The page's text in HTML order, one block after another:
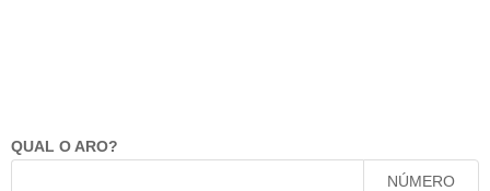
QUAL O ARO?
NÚMERO